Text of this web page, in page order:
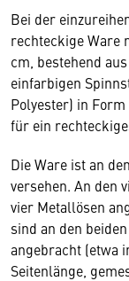
Bei der
rechteckige Ware
cm, bestehend
einfarbigen
Polyester) in
für ein
Die Ware ist an
versehen. An den
vier Metallösen
sind an den
angebracht (etwa
Seitenlänge,